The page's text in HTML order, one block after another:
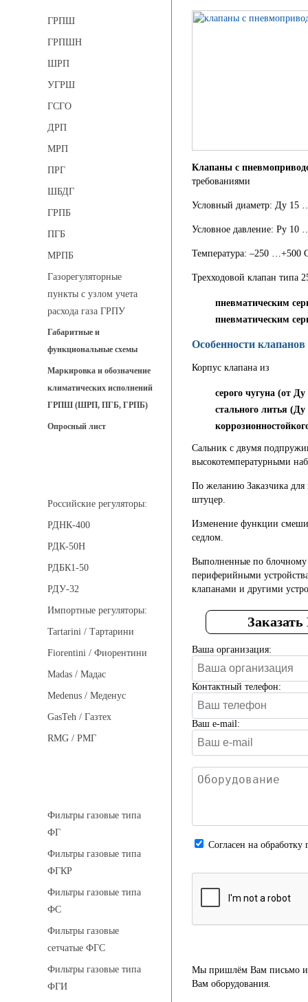
ГРПШ
ГРПШН
ШРП
УГРШ
ГСГО
ДРП
МРП
ПРГ
ШБДГ
ГРПБ
ПГБ
МРПБ
Газорегуляторные
пункты с узлом учета
расхода газа ГРПУ
Габаритные и
функциональные схемы
Маркировка и обозначение
климатических исполнений
ГРПШ (ШРП, ПГБ, ГРПБ)
Опросный лист
Российские регуляторы:
РДНК-400
РДК-50Н
РДБК1-50
РДУ-32
Импортные регуляторы:
Tartarini / Тартарини
Fiorentini / Фиорентини
Madas / Мадас
Medenus / Меденус
GasTeh / Газтех
RMG / РМГ
Фильтры газовые типа
ФГ
Фильтры газовые типа
ФГКР
Фильтры газовые типа
ФС
Фильтры газовые
сетчатые ФГС
Фильтры газовые типа
ФГИ
Клапаны с
требованиями
Условный диаметр: Ду 15
Условное давление: Ру 10
Температура: –250 …+500
Трехходовой клапан типа
пневматическим
пневматическим
Особенности
Корпус клапана из
серого чугуна (от
стального литья
Сальник с двумя
высокотемпературными
По желанию Заказчика для
штуцер.
Изменение функции
седлом.
Выполненные по
периферийными
клапанами и другими
Ваша организация:
Контактный телефон:
Ваш e-mail:
Cогласен на
Мы пришлём Вам письмо и
Вам оборудования.